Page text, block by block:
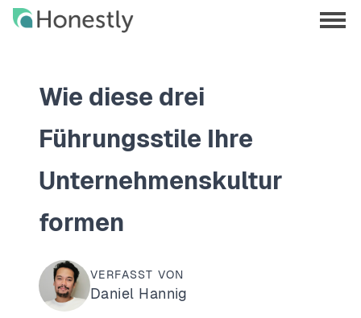
Skip
Skip
menu
Wie diese drei
Führungsstile Ihre
Unternehmenskultur
formen
VERFASST VON
Daniel Hannig